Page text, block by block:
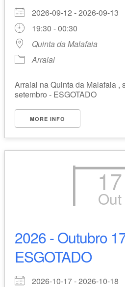
2026-09-12 - 2026-09-13
19:30 - 00:30
Quinta da Malafaia
Arraial
Arraial na Quinta da Malafaia ,
setembro - ESGOTADO
MORE INFO
17
Out
2026 - Outubro
ESGOTADO
2026-10-17 - 2026-10-18